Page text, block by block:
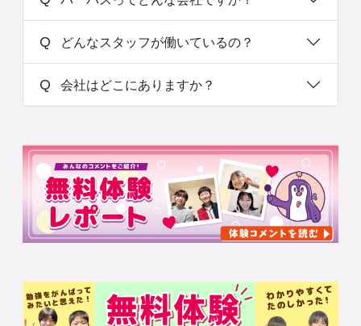
Q どんなスタッフが働いているの？
Q 会社はどこにありますか？